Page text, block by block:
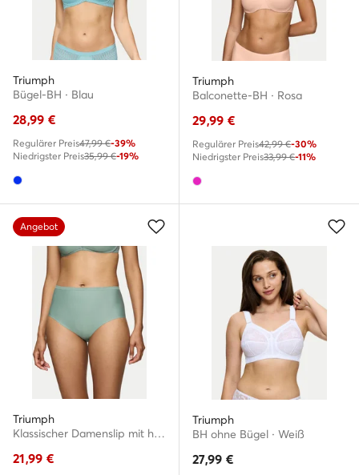
Triumph
Bügel-BH · Blau
28,99 €
Regulärer Preis47,99 €-39%
Niedrigster Preis35,99 €-19%
Triumph
Balconette-BH · Rosa
29,99 €
Regulärer Preis42,99 €-30%
Niedrigster Preis33,99 €-11%
Angebot
Triumph
Klassischer Damenslip mit hoher Taille · Grün
21,99 €
Triumph
BH ohne Bügel · Weiß
27,99 €